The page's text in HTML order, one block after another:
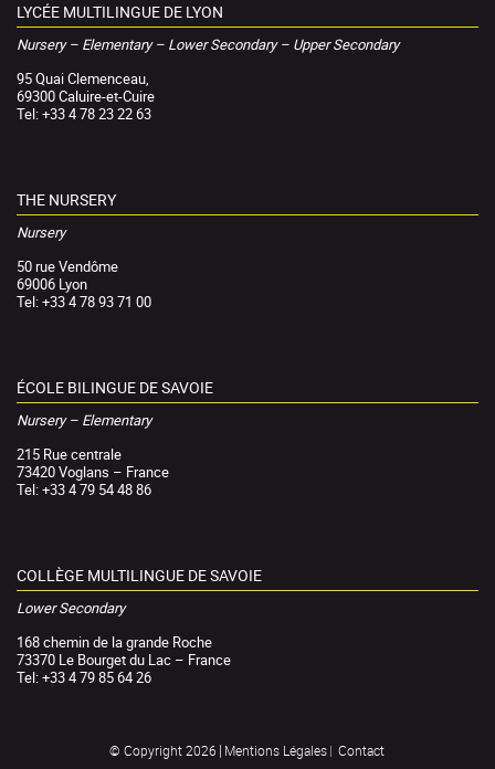
LYCÉE MULTILINGUE DE LYON
Nursery – Elementary – Lower Secondary – Upper Secondary
95 Quai Clemenceau,
69300 Caluire-et-Cuire
Tel: +33 4 78 23 22 63
THE NURSERY
Nursery
50 rue Vendôme
69006 Lyon
Tel: +33 4 78 93 71 00
ÉCOLE BILINGUE DE SAVOIE
Nursery – Elementary
215 Rue centrale
73420 Voglans – France
Tel: +33 4 79 54 48 86
COLLÈGE MULTILINGUE DE SAVOIE
Lower Secondary
168 chemin de la grande Roche
73370 Le Bourget du Lac – France
Tel: +33 4 79 85 64 26
© Copyright 2026 Mentions Légales Contact